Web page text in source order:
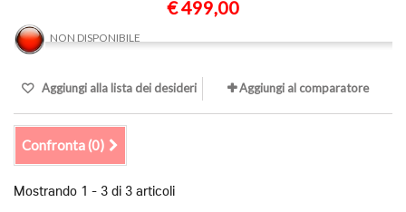
€ 499,00
NON DISPONIBILE
Aggiungi alla lista dei desideri Aggiungi al comparatore
Confronta (0)
Mostrando 1 - 3 di 3 articoli